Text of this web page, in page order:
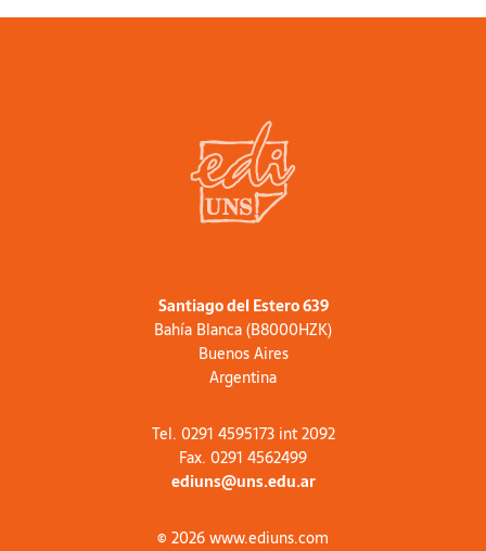
Santiago del Estero 639
Bahía Blanca (B8000HZK)
Buenos Aires
Argentina
Tel. 0291 4595173 int 2092
Fax. 0291 4562499
ediuns@uns.edu.ar
© 2026 www.ediuns.com